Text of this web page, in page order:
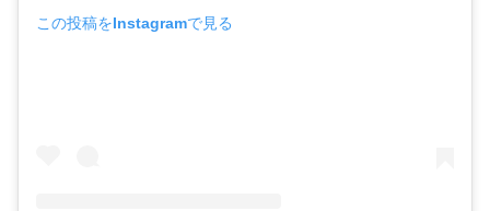
この投稿をInstagramで見る